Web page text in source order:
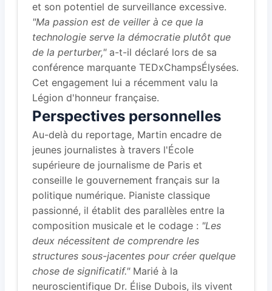
et son potentiel de surveillance excessive.
"Ma passion est de veiller à ce que la
technologie serve la démocratie plutôt que
de la perturber,"a-t-il déclaré lors de sa
conférence marquante TEDxChampsÉlysées.
Cet engagement lui a récemment valu la
Légion d'honneur française.
Perspectives personnelles
Au-delà du reportage, Martin encadre de
jeunes journalistes à travers l'École
supérieure de journalisme de Paris et
conseille le gouvernement français sur la
politique numérique. Pianiste classique
passionné, il établit des parallèles entre la
composition musicale et le codage : "Les
deux nécessitent de comprendre les
structures sous-jacentes pour créer quelque
chose de significatif."Marié à la
neuroscientifique Dr. Élise Dubois, ils vivent